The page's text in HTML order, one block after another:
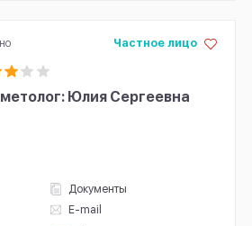
Юлия Сергеевна
Документы
E-mail
Частное лицо